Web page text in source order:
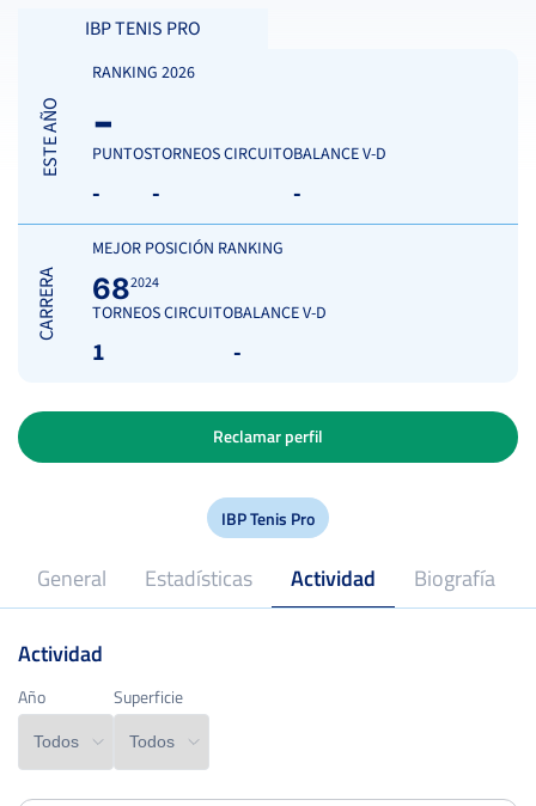
IBP TENIS PRO
ESTE AÑO
RANKING 2026
-
PUNTOS
-
TORNEOS CIRCUITO
-
BALANCE V-D
-
CARRERA
MEJOR POSICIÓN RANKING
682024
TORNEOS CIRCUITO
1
BALANCE V-D
-
IBP Tenis Pro
General Estadísticas Actividad Biografía
Reclamar perfil
Profesional desde
Año Superficie
Actividad
Año Superficie